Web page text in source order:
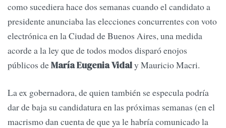
como sucediera hace dos semanas cuando el candidato a
presidente anunciaba las elecciones concurrentes con voto
electrónica en la Ciudad de Buenos Aires, una medida
acorde a la ley que de todos modos disparó enojos
públicos deMaría Eugenia Vidaly Mauricio Macri.
La ex gobernadora, de quien también se especula podría
dar de baja su candidatura en las próximas semanas (en el
macrismo dan cuenta de que ya le habría comunicado la